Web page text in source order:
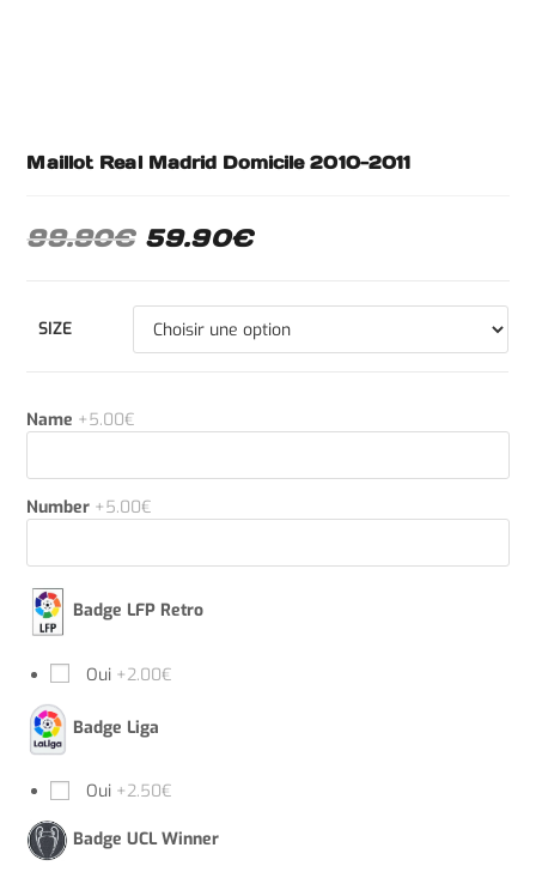
Maillot Real Madrid Domicile 2010-2011
99.90€ 59.90€
SIZE
Name +5.00€
Number +5.00€
Badge LFP Retro
Oui +2.00€
Badge Liga
Oui +2.50€
Badge UCL Winner